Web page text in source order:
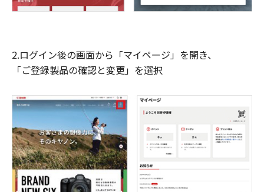
2.ログイン後の画面から「マイページ」を開き、
「ご登録製品の確認と変更」を選択